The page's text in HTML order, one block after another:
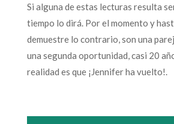
Si alguna de estas lecturas resulta
tiempo lo dirá. Por el momento y
demuestre lo contrario, son una
una segunda oportunidad, casi 20
realidad es que ¡Jennifer ha vuelto!.